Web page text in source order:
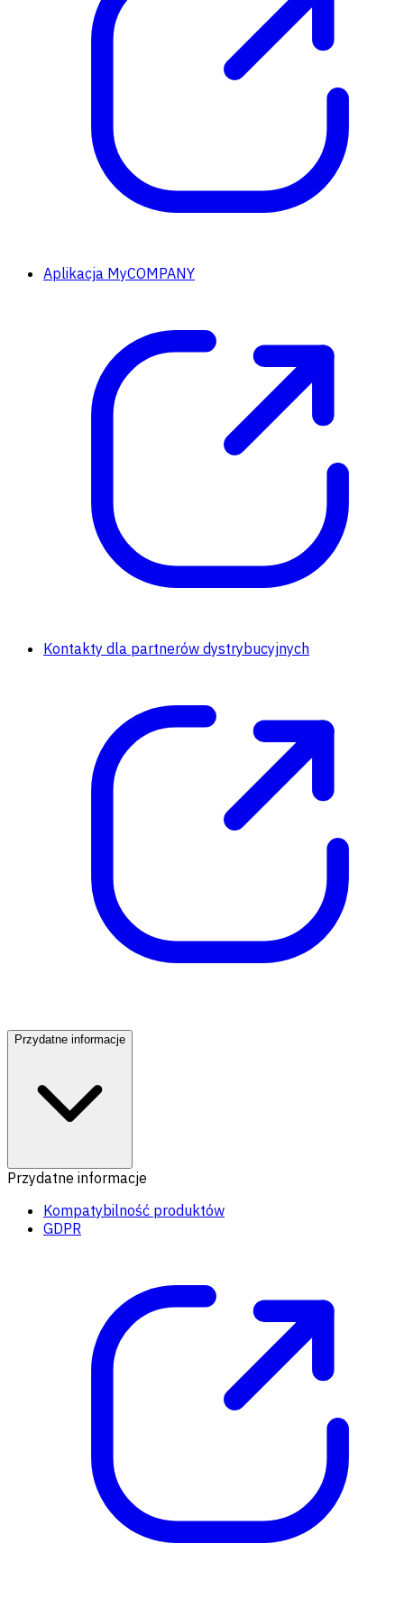
Aplikacja MyCOMPANY
Kontakty dla partnerów dystrybucyjnych
Przydatne informacje
Przydatne informacje
Kompatybilność produktów
GDPR